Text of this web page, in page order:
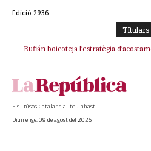
Edició 2936
TItulars
Rufián boicoteja l’estratègia
Rufián dinamita la unitat
Els Països Catalans al teu abast
Diumenge, 09 de agost del 2026